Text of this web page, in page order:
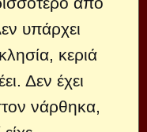
υπάρχει
κεριά
Δεν έχει
νάρθηκα,